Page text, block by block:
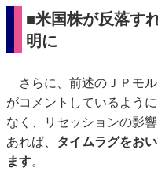
■米国株が反落す
明に
さらに、前述のＪＰモ
がコメントしているよう
なく、リセッションの影
あれば、 タイムラグをお
ます。